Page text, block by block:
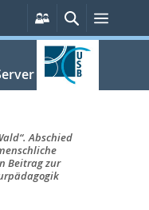
Persönliche
Services
SucheMenü
Abschied
Beitrag zur